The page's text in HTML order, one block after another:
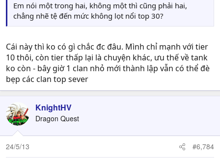
Em nói một trong hai, không một thì cũng phải hai,
chẳng nhẽ tệ đến mức không lọt nổi top 30?
Cái này thì ko có gì chắc đc đâu. Mình chỉ mạnh với tier
10 thôi, còn tier thấp lại là chuyện khác, ưu thế về tank
ko còn - bây giờ 1 clan nhỏ mới thành lập vẫn có thể đè
bẹp các clan top sever
KnightHV
Dragon Quest
24/5/13 #6,784